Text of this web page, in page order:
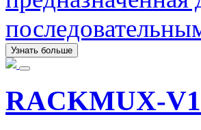
Узнать больше
RACKMUX-